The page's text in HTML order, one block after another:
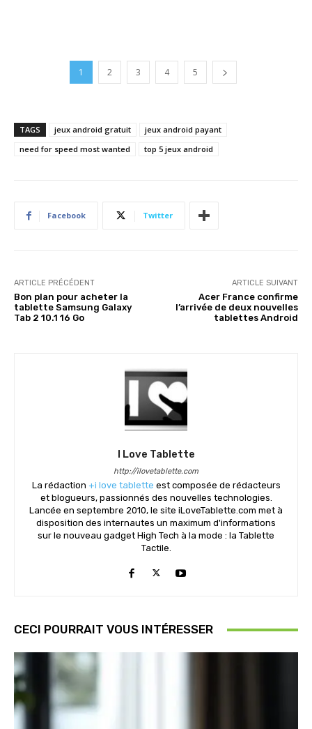
1 2 3 4 5
TAGS jeux android gratuit
jeux android payant
need for speed most wanted
top 5 jeux android
Facebook Twitter
ARTICLE PRÉCÉDENT
Bon plan pour acheter la
tablette Samsung Galaxy
Tab 2 10.1 16 Go
ARTICLE SUIVANT
Acer France confirme
l’arrivée de deux nouvelles
tablettes Android
I Love Tablette
http://ilovetablette.com
La rédaction +i love tablette est composée de rédacteurs
et blogueurs, passionnés des nouvelles technologies.
Lancée en septembre 2010, le site iLoveTablette.com met à
disposition des internautes un maximum d'informations
sur le nouveau gadget High Tech à la mode : la Tablette
Tactile.
CECI POURRAIT VOUS INTÉRESSER